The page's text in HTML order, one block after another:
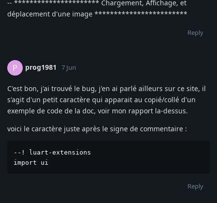
-- ********************** Chargement, Affichage, et
déplacement d'une image ************************
Reply
P prog1981 7 Jun
C'est bon, j'ai trouvé le bug, j'en ai parlé ailleurs sur ce site, il
s'agit d'un petit caractère qui apparait au copié/collé d'un
exemple de code de la doc, voir mon rapport la-dessus.
voici le caractère juste après le signe de commentaire :
--! luart-extensions
import ui
Reply